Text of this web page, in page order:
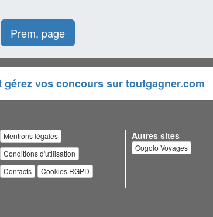
Prem. page
gérez vos concours sur toutgagner.com
Mentions légales
Conditions d'utilisation
Contacts
Cookies RGPD
Autres sites
Oogolo Voyages